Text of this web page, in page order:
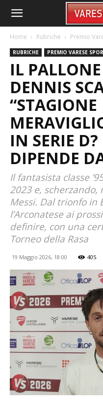
Home Rubriche Premio
RUBRICHE PREMIO VARESE
IL
DENNIS
“STAGIONE
IN SERIE
DIPENDE
Il fantasista classe
2023 e,
Messi. Dal trionfo in
l’Arconatese ai
definire, con una
Torneo della Rasa
19 Maggio 2026, 18:00 405